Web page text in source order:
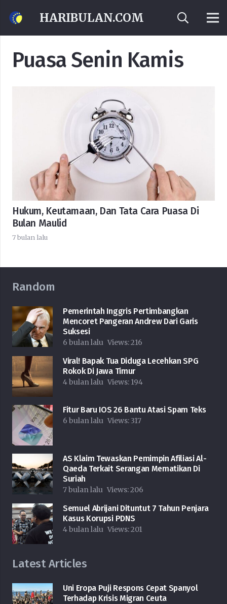
HARIBULAN.COM
Puasa Senin Kamis
Hukum, Keutamaan, Dan Tata Cara Puasa Di
Bulan Maulid
7 bulan lalu
Random
Pemerintah Inggris Pertimbangkan
Mencoret Pangeran Andrew Dari Garis
Suksesi
6 bulan lalu Views:216
Viral! Bapak Tua Diduga Lecehkan SPG
Rokok Di Jawa Timur
4 bulan lalu Views: 194
Fitur Baru IOS 26 Bantu Atasi Spam Teks
6 bulan lalu Views: 317
AS Klaim Tewaskan Pemimpin Afiliasi Al-
Qaeda Terkait Serangan Mematikan Di
Suriah
7 bulan lalu Views:206
Semuel Abrijani Dituntut 7 Tahun Penjara
Kasus Korupsi PDNS
4 bulan lalu Views:201
Latest Articles
Uni Eropa Puji Respons Cepat Spanyol
Terhadap Krisis Migran Ceuta